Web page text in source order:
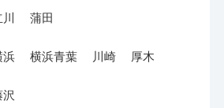
蒲田
浜 横浜青葉 川崎 厚木
沢